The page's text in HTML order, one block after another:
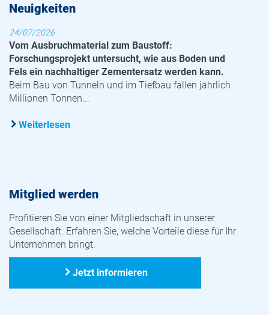
Neuigkeiten
24/07/2026
Vom Ausbruchmaterial zum Baustoff:
Forschungsprojekt untersucht, wie aus Boden und
Fels ein nachhaltiger Zementersatz werden kann.
Beim Bau von Tunneln und im Tiefbau fallen jährlich
Millionen Tonnen...
Weiterlesen
Mitglied werden
Profitieren Sie von einer Mitgliedschaft in unserer
Gesellschaft. Erfahren Sie, welche Vorteile diese für Ihr
Unternehmen bringt.
Jetzt informieren